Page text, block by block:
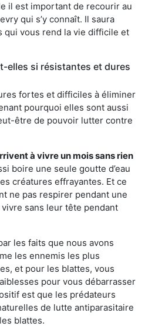
il est important de recourir au
qui s’y connaît. Il saura
qui vous rend la vie difficile et
elles si résistantes et dures
fortes et difficiles à éliminer
pourquoi elles sont aussi
être de pouvoir lutter contre
à vivre un mois sans rien
boire une seule goutte d’eau
créatures effrayantes. Et ce
ne pas respirer pendant une
sans leur tête pendant
les faits que nous avons
les ennemis les plus
et pour les blattes, vous
pour vous débarrasser
est que les prédateurs
de lutte antiparasitaire
blattes.